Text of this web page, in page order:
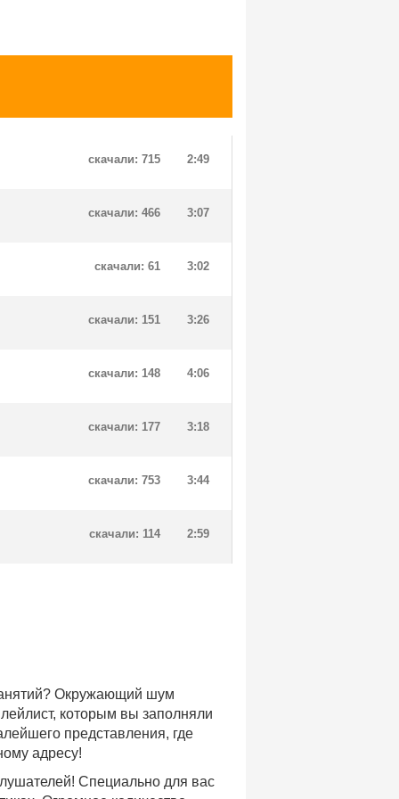
2:49
скачали: 715
3:07
скачали: 466
3:02
скачали: 61
3:26
скачали: 151
4:06
скачали: 148
3:18
скачали: 177
3:44
скачали: 753
2:59
скачали: 114
Окружающий шум
которым вы заполняли
представления, где
адресу!
Специально для вас